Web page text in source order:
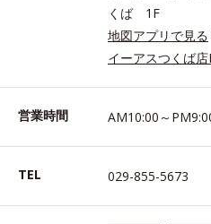
くば 1F
地図アプリで見る
イーアスつくば店
営業時間 AM10:00～
TEL 029-855-5673